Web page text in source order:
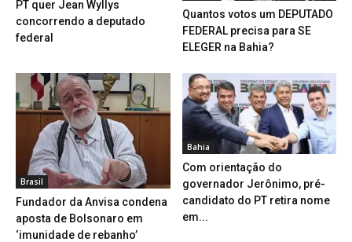
PT quer Jean Wyllys
concorrendo a deputado
federal
Quantos votos um DEPUTADO
FEDERAL precisa para SE
ELEGER na Bahia?
Brasil
Fundador da Anvisa condena
aposta de Bolsonaro em
‘imunidade de rebanho’
Bahia
Com orientação do
governador Jerônimo, pré-
candidato do PT retira nome
em...